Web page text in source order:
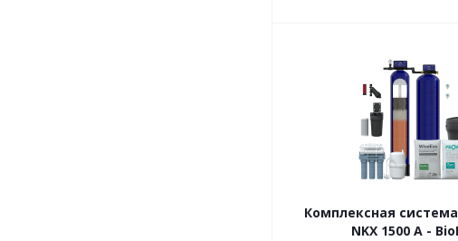
Комплексная
NKX 1500 A -